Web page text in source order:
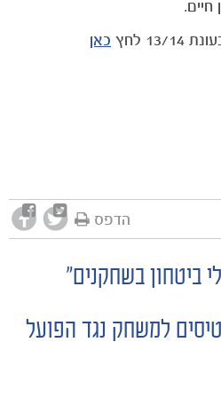
לחץ
כאן
הדפס
ביטחון בשחקנים"
למשחק נגד הפועל